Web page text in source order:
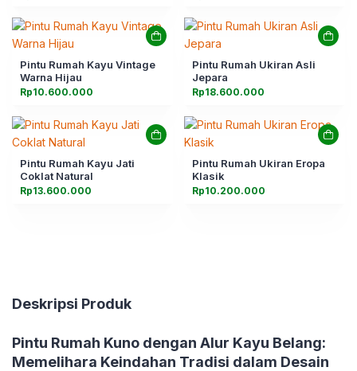
Pintu Rumah Kayu Vintage
Warna Hijau
Rp10.600.000
Pintu Rumah Ukiran Asli
Jepara
Rp18.600.000
Pintu Rumah Kayu Jati
Coklat Natural
Rp13.600.000
Pintu Rumah Ukiran Eropa
Klasik
Rp10.200.000
Deskripsi Produk
Pintu Rumah Kuno dengan Alur Kayu Belang:
Memelihara Keindahan Tradisi dalam Desain